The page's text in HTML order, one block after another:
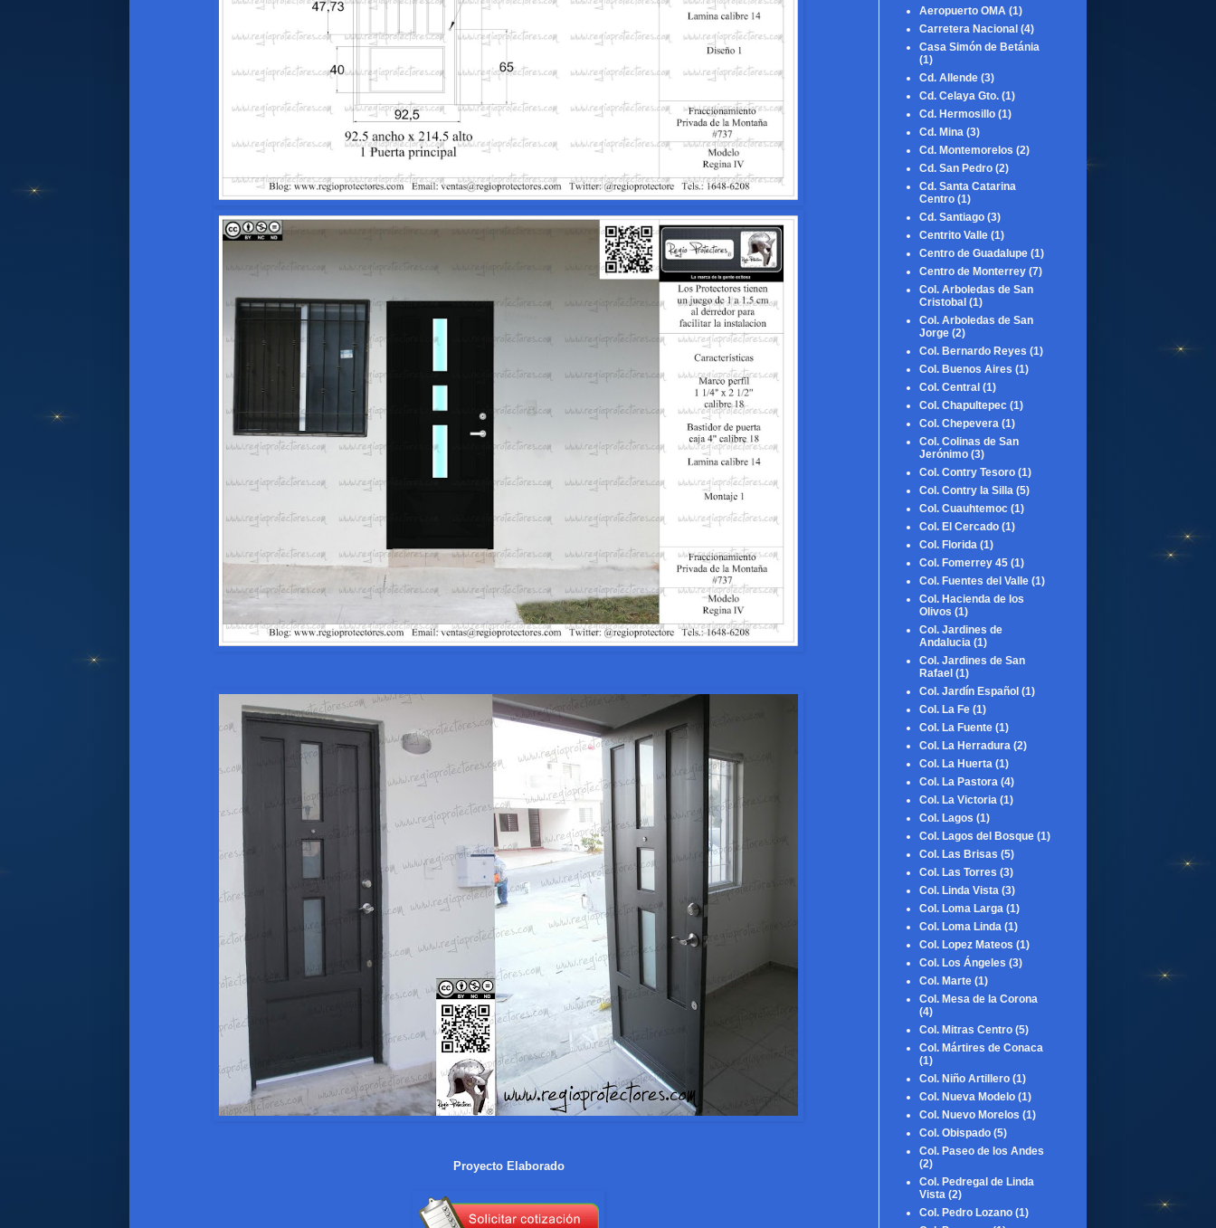
Proyecto Elaborado
Aeropuerto OMA (1)
Carretera Nacional (4)
Casa Simón de Betánia
(1)
Cd. Allende (3)
Cd. Celaya Gto. (1)
Cd. Hermosillo (1)
Cd. Mina (3)
Cd. Montemorelos (2)
Cd. San Pedro (2)
Cd. Santa Catarina
Centro (1)
Cd. Santiago (3)
Centrito Valle (1)
Centro de Guadalupe (1)
Centro de Monterrey (7)
Col. Arboledas de San
Cristobal (1)
Col. Arboledas de San
Jorge (2)
Col. Bernardo Reyes (1)
Col. Buenos Aires (1)
Col. Central (1)
Col. Chapultepec (1)
Col. Chepevera (1)
Col. Colinas de San
Jerónimo (3)
Col. Contry Tesoro (1)
Col. Contry la Silla (5)
Col. Cuauhtemoc (1)
Col. El Cercado (1)
Col. Florida (1)
Col. Fomerrey 45 (1)
Col. Fuentes del Valle (1)
Col. Hacienda de los
Olivos (1)
Col. Jardines de
Andalucia (1)
Col. Jardines de San
Rafael (1)
Col. Jardín Español (1)
Col. La Fe (1)
Col. La Fuente (1)
Col. La Herradura (2)
Col. La Huerta (1)
Col. La Pastora (4)
Col. La Victoria (1)
Col. Lagos (1)
Col. Lagos del Bosque (1)
Col. Las Brisas (5)
Col. Las Torres (3)
Col. Linda Vista (3)
Col. Loma Larga (1)
Col. Loma Linda (1)
Col. Lopez Mateos (1)
Col. Los Ángeles (3)
Col. Marte (1)
Col. Mesa de la Corona
(4)
Col. Mitras Centro (5)
Col. Mártires de Conaca
(1)
Col. Niño Artillero (1)
Col. Nueva Modelo (1)
Col. Nuevo Morelos (1)
Col. Obispado (5)
Col. Paseo de los Andes
(2)
Col. Pedregal de Linda
Vista (2)
Col. Pedro Lozano (1)